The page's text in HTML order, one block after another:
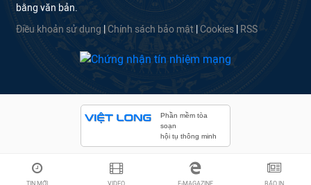
bằng văn bản.
Điều khoản sử dụng Chính sách bảo mật Cookies RSS
Phần mềm tòa
soạn
hội tụ thông minh
TIN MỚI VIDEO E-MAGAZINE BÁO IN